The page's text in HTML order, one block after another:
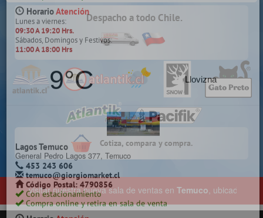
Despacho a todo Chile.
Cotiza, compara y compra.
visitar nuestra nueva sala de ventas enTemuco, ubicada en
Chillán
Constitución 142, Chillán
422 257 761
chillan@giorgiomarket.cl
Código Postal: 3800718
Con estacionamiento pagado
Compra online y retira en sala de venta
HorarioAtención
09:30 A 19:20 Hrs.
Sábados, Domingos y Festivos:
11:00 A 18:00 Hrs
1°C